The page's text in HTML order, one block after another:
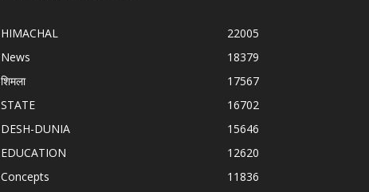
HIMACHAL
22005
News
18379
शिमला
17567
STATE
16702
DESH-DUNIA
15646
EDUCATION
12620
Concepts
11836